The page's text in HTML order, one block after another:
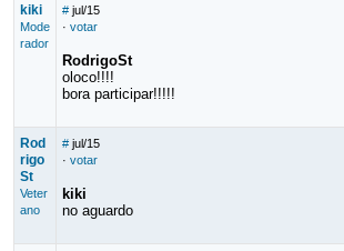
kiki
Mode
rador
# jul/15
· votar
RodrigoSt
oloco!!!!
bora participar!!!!!
Rod
rigo
St
Veter
ano
# jul/15
· votar
kiki
no aguardo